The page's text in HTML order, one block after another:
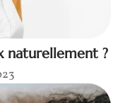
naturellement ?